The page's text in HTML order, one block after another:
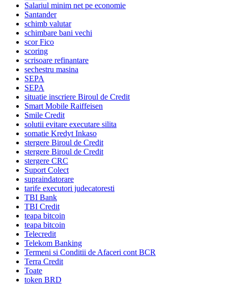
Salariul minim net pe economie
Santander
schimb valutar
schimbare bani vechi
scor Fico
scoring
scrisoare refinantare
sechestru masina
SEPA
SEPA
situatie inscriere Biroul de Credit
Smart Mobile Raiffeisen
Smile Credit
solutii evitare executare silita
somatie Kredyt Inkaso
stergere Biroul de Credit
stergere Biroul de Credit
stergere CRC
Suport Colect
supraindatorare
tarife executori judecatoresti
TBI Bank
TBI Credit
teapa bitcoin
teapa bitcoin
Telecredit
Telekom Banking
Termeni si Conditii de Afaceri cont BCR
Terra Credit
Toate
token BRD